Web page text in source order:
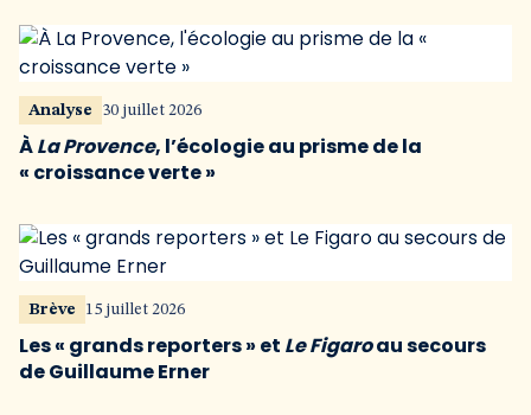
Analyse 30 juillet 2026
ÀLa Provence, l’écologie au prisme de la
« croissance verte »
Brève 15 juillet 2026
Les « grands reporters » et Le Figaroau secours
de Guillaume Erner